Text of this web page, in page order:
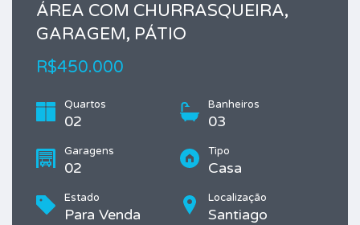
ÁREA COM CHURRASQUEIRA,
GARAGEM, PÁTIO
R$450.000
Quartos
02
Banheiros
03
Garagens
02
Tipo
Casa
Estado
Para Venda
Localização
Santiago